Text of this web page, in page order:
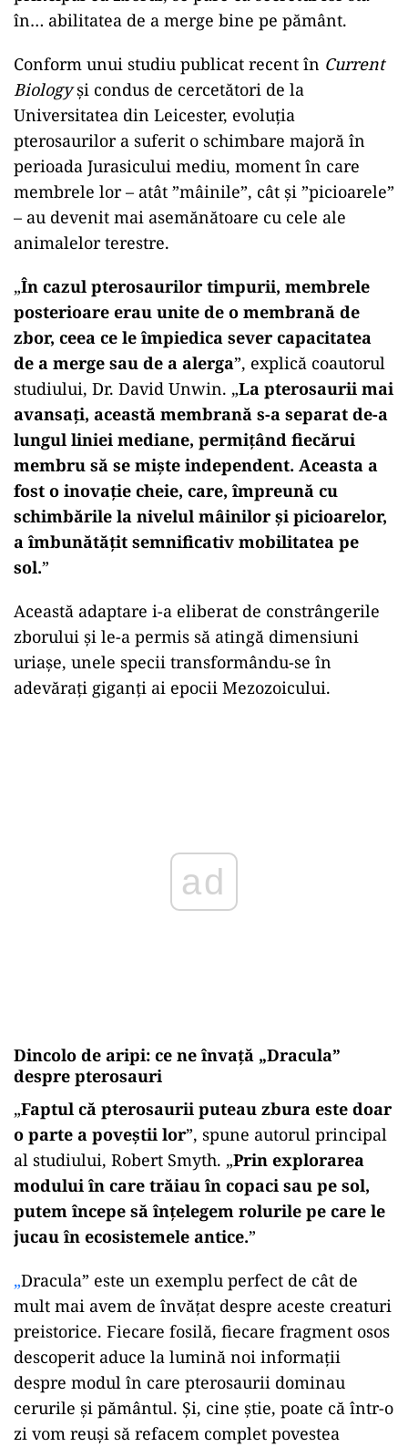
în… abilitatea de a merge bine pe pământ.
Conform unui studiu publicat recent în Current
Biologyși condus de cercetători de la
Universitatea din Leicester, evoluția
pterosaurilor a suferit o schimbare majoră în
perioada Jurasicului mediu, moment în care
membrele lor – atât ”mâinile”, cât și ”picioarele”
– au devenit mai asemănătoare cu cele ale
animalelor terestre.
„În cazul pterosaurilor timpurii, membrele
posterioare erau unite de o membrană de
zbor, ceea ce le împiedica sever capacitatea
de a merge sau de a alerga”, explică coautorul
studiului, Dr. David Unwin. „La pterosaurii mai
avansați, această membrană s-a separat de-a
lungul liniei mediane, permițând fiecărui
membru să se miște independent. Aceasta a
fost o inovație cheie, care, împreună cu
schimbările la nivelul mâinilor și picioarelor,
a îmbunătățit semnificativ mobilitatea pe
sol.”
Această adaptare i-a eliberat de constrângerile
zborului și le-a permis să atingă dimensiuni
uriașe, unele specii transformându-se în
adevărați giganți ai epocii Mezozoicului.
ad
Dincolo de aripi: ce ne învață „Dracula”
despre pterosauri
„Faptul că pterosaurii puteau zbura este doar
o parte a poveștii lor”, spune autorul principal
al studiului, Robert Smyth. „Prin explorarea
modului în care trăiau în copaci sau pe sol,
putem începe să înțelegem rolurile pe care le
jucau în ecosistemele antice.”
„Dracula” este un exemplu perfect de cât de
mult mai avem de învățat despre aceste creaturi
preistorice. Fiecare fosilă, fiecare fragment osos
descoperit aduce la lumină noi informații
despre modul în care pterosaurii dominau
cerurile și pământul. Și, cine știe, poate că într-o
zi vom reuși să refacem complet povestea